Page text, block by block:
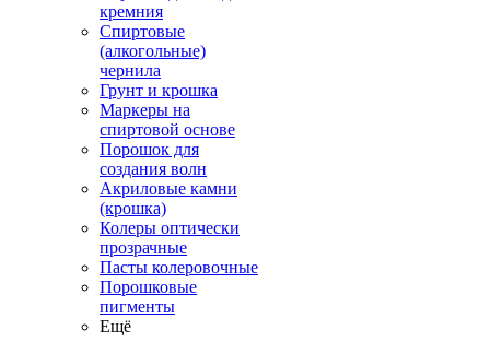
кремния
Спиртовые
(алкогольные)
чернила
Грунт и крошка
Маркеры на
спиртовой основе
Порошок для
создания волн
Акриловые камни
(крошка)
Колеры оптически
прозрачные
Пасты колеровочные
Порошковые
пигменты
Ещё